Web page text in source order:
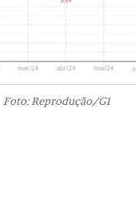
Foto: Reprodução/G1